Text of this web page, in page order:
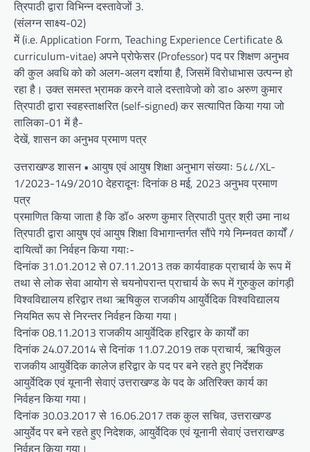
त्रिपाठी द्वारा विभिन्न दस्तावेजों 3.
(संलग्न साक्ष्य-02)
में (i.e. Application Form, Teaching Experience Certificate &
curriculum-vitae) अपने प्रोफेसर (Professor) पद पर शिक्षण अनुभव
की कुल अवधि को को अलग-अलग दर्शाया है, जिसमें विरोधाभास उत्पन्न हो
रहा है। उक्त समस्त भ्रामक करने वाले दस्तावेजो को डा० अरुण कुमार
त्रिपाठी द्वारा स्वहस्ताक्षरित (self-signed) कर सत्यापित किया गया जो
तालिका-01 में है-
देखें, शासन का अनुभव प्रमाण पत्र
उत्तराखण्ड शासन • आयुष एवं आयुष शिक्षा अनुभाग संख्याः 5८८/XL-
1/2023-149/2010 देहरादूनः दिनांक 8 मई, 2023 अनुभव प्रमाण
पत्र
प्रमाणित किया जाता है कि डॉ० अरुण कुमार त्रिपाठी पुत्र श्री उमा नाथ
त्रिपाठी द्वारा आयुष एवं आयुष शिक्षा विभागान्तर्गत सौंपे गये निम्नवत कार्यों /
दायित्वों का निर्वहन किया गयाः-
दिनांक 31.01.2012 से 07.11.2013 तक कार्यवाहक प्राचार्य के रूप में
तथा से लोक सेवा आयोग से चयनोपरान्त प्राचार्य के रूप में गुरुकुल कांगड़ी
विश्वविद्यालय हरिद्वार तथा ऋषिकुल राजकीय आयुर्वेदिक विश्वविद्यालय
नियमित रूप से निरन्तर निर्वहन किया गया।
दिनांक 08.11.2013 राजकीय आयुर्वेदिक हरिद्वार के कार्यों का
दिनांक 24.07.2014 से दिनांक 11.07.2019 तक प्राचार्य, ऋषिकुल
राजकीय आयुर्वेदिक कालेज हरिद्वार के पद पर बने रहते हुए निर्देशक
आयुर्वेदिक एवं यूनानी सेवाएं उत्तराखण्ड के पद के अतिरिक्त कार्य का
निर्वहन किया गया।
दिनांक 30.03.2017 से 16.06.2017 तक कुल सचिव, उत्तराखण्ड
आयुर्वेद पर बने रहते हुए निदेशक, आयुर्वेदिक एवं यूनानी सेवाएं उत्तराखण्ड
निर्वहन किया गया।